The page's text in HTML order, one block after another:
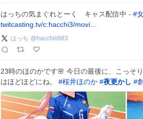
はっちの気まぐれとーく キャス配信中 - #
twitcasting.tv/c:hacchi3/movi…
はっち @ hacchiii883
23時のほのかです🌸 今日の最後に、こっそ
はほどほどにね。 #桜井ほのか #夜更かし #